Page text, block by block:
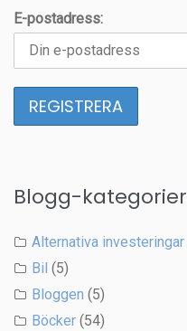
E-postadress:
Blogg-kategorier
Alternativa investeringar
Bil (5)
Bloggen (5)
Böcker (54)